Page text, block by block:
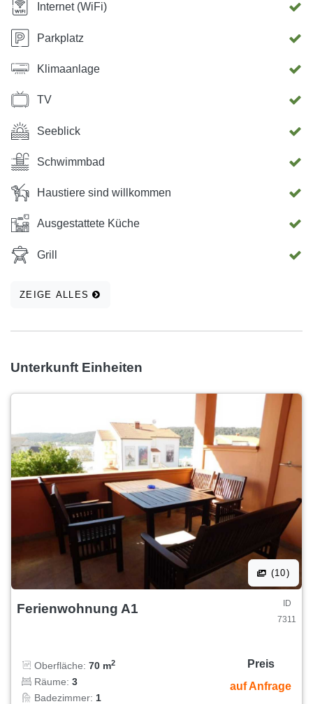
Internet (WiFi)
Parkplatz
Klimaanlage
TV
Seeblick
Schwimmbad
Haustiere sind willkommen
Ausgestattete Küche
Grill
ZEIGE ALLES
Unterkunft Einheiten
(10)
Ferienwohnung A1
ID
7311
Oberfläche: 70 m2
Räume: 3
Badezimmer: 1
Preis
auf Anfrage